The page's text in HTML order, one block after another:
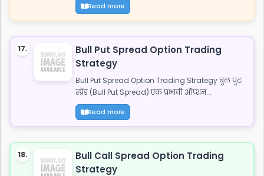
Read more
17.
Bull Put Spread Option Trading
Strategy
Bull Put Spread Option Trading Strategy बुल पुट
स्प्रेड (Bull Put Spread) एक प्रभावी ऑप्शन...
Read more
18.
Bull Call Spread Option Trading
Strategy